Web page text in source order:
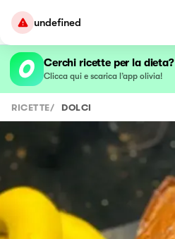
undefined
Cerchi ricette per la dieta?
Clicca qui e scarica l’app olivia!
RICETTE/ DOLCI